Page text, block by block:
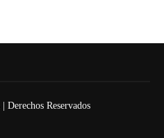
| Derechos Reservados